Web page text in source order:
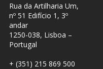
Rua da Artilharia Um,
nº 51 Edifício 1, 3º
andar
1250-038, Lisboa –
Portugal
+ (351) 215 869 500